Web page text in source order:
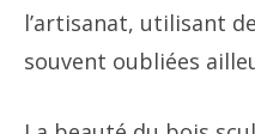
l’artisanat, utilisant
souvent oubliées